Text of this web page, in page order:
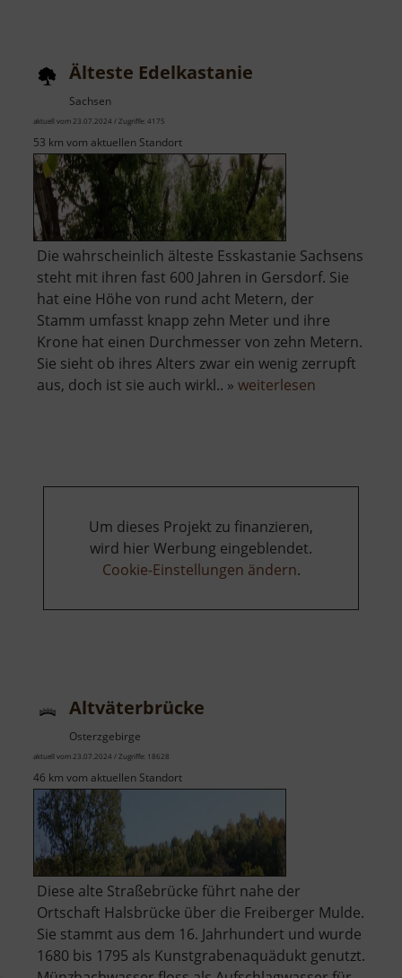
Älteste Edelkastanie
Sachsen
aktuell vom 23.07.2024 / Zugriffe: 4175
53 km vom aktuellen Standort
Die wahrscheinlich älteste Esskastanie Sachsens
steht mit ihren fast 600 Jahren in Gersdorf. Sie
hat eine Höhe von rund acht Metern, der
Stamm umfasst knapp zehn Meter und ihre
Krone hat einen Durchmesser von zehn Metern.
Sie sieht ob ihres Alters zwar ein wenig zerrupft
aus, doch ist sie auch wirkl.. » weiterlesen
Um dieses Projekt zu finanzieren,
wird hier Werbung eingeblendet.
Cookie-Einstellungen ändern.
Altväterbrücke
Osterzgebirge
aktuell vom 23.07.2024 / Zugriffe: 18628
46 km vom aktuellen Standort
Diese alte Straßebrücke führt nahe der
Ortschaft Halsbrücke über die Freiberger Mulde.
Sie stammt aus dem 16. Jahrhundert und wurde
1680 bis 1795 als Kunstgrabenaquädukt genutzt.